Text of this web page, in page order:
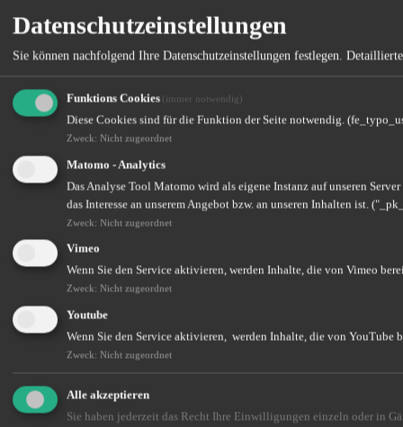
Datenschutzeinstellungen
Sie können nachfolgend Ihre Datenschutzeinstellungen festlegen.
Funktions Cookies (immer notwendig)
Diese Cookies sind für die Funktion der Seite notwendig.
Zweck: Nicht zugeordnet
Matomo - Analytics
Das Analyse Tool Matomo wird als eigene Instanz auf unseren
das Interesse an unserem Angebot bzw. an unseren Inhalten ist.
Zweck: Nicht zugeordnet
Vimeo
Wenn Sie den Service aktivieren, werden Inhalte, die von Vimeo
Zweck: Nicht zugeordnet
Youtube
Wenn Sie den Service aktivieren, werden Inhalte, die von YouTube
Zweck: Nicht zugeordnet
Alle akzeptieren
Sie haben jederzeit das Recht Ihre Einwilligungen einzeln oder in